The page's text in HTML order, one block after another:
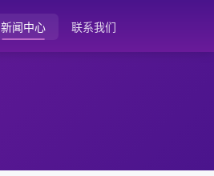
新闻中心 联系我们